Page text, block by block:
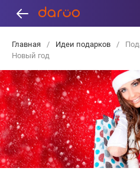
Главная / Идеи подарков /
Новый год